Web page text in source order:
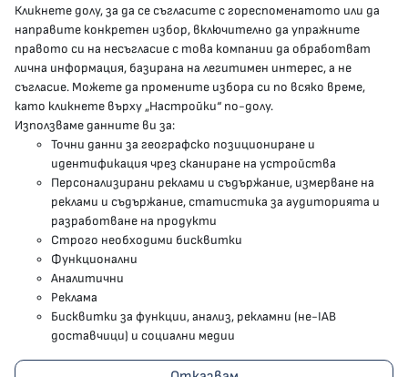
МЗ В СОЦИАЛНИТЕ МРЕЖИ
Facebook страница
Instragram профил
YouTube канал
Threads профил
Карта на сайта
Бисквитки
Условия за използване
Поверителност
Кликнете долу, за да се съгласите с гореспоменатото или да
направите конкретен избор, включително да упражните
правото си на несъгласие с това компании да обработват
лична информация, базирана на легитимен интерес, а не
съгласие. Можете да промените избора си по всяко време,
като кликнете върху „Настройки“ по-долу.
Използваме данните ви за:
Точни данни за географско позициониране и
идентификация чрез сканиране на устройства
Персонализирани реклами и съдържание, измерване на
реклами и съдържание, статистика за аудиторията и
разработване на продукти
Строго необходими бисквитки
Функционални
Аналитични
Реклама
Бисквитки за функции, анализ, рекламни (не-IAB
доставчици) и социални медии